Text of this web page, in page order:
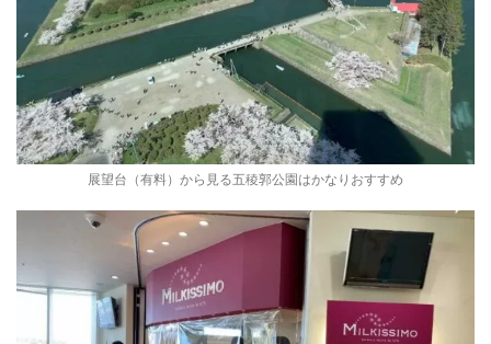
展望台（有料）から見る五稜郭公園はかなりおすすめ